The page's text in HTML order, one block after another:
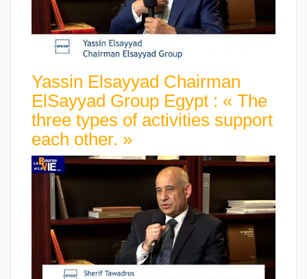
Yassin Elsayyad Chairman
ElSayyad Group Egypt : « The
three types of activities support
each other. »